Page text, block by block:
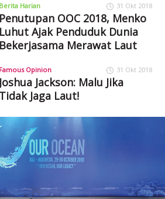
Berita Harian 31 Okt 2018
Penutupan OOC 2018, Menko
Luhut Ajak Penduduk Dunia
Bekerjasama Merawat Laut
Famous Opinion 31 Okt 2018
Joshua Jackson: Malu Jika
Tidak Jaga Laut!